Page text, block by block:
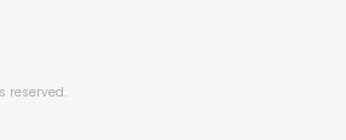
reserved.